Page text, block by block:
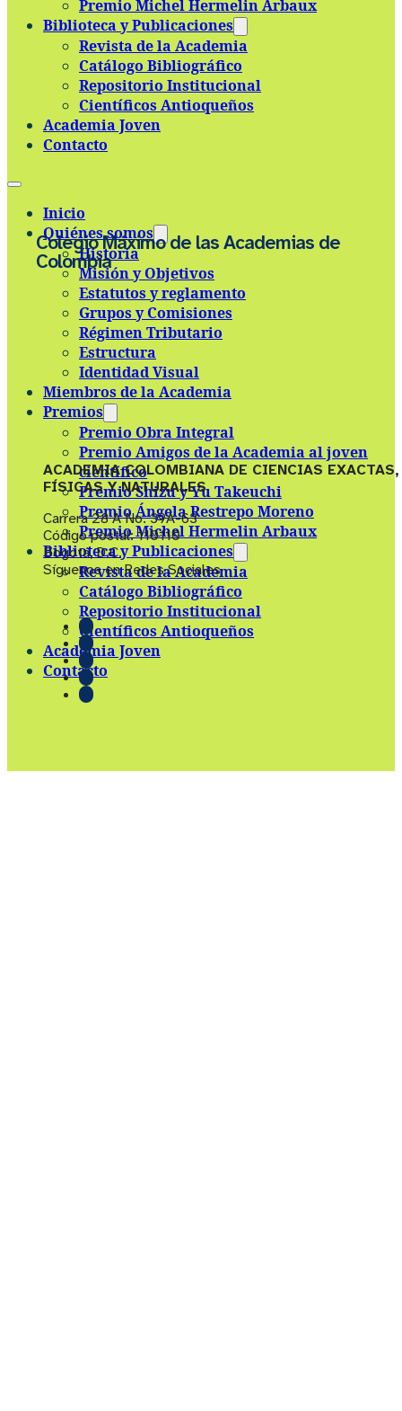
Skip to main contentSkip to footer
Premio Michel Hermelin Arbaux
Biblioteca y Publicaciones
Revista de la Academia
Catálogo Bibliográfico
Repositorio Institucional
Científicos Antioqueños
Academia Joven
Contacto
Inicio
Quiénes somos
Historia
Misión y Objetivos
Estatutos y reglamento
Grupos y Comisiones
Régimen Tributario
Estructura
Identidad Visual
Miembros de la Academia
Premios
Premio Obra Integral
Premio Amigos de la Academia al joven
científico
Premio Shizu y Yu Takeuchi
Premio Ángela Restrepo Moreno
Premio Michel Hermelin Arbaux
Biblioteca y Publicaciones
Revista de la Academia
Catálogo Bibliográfico
Repositorio Institucional
Científicos Antioqueños
Academia Joven
Contacto
Colegio Máximo de las Academias de
Colombia
ACADEMIA COLOMBIANA DE CIENCIAS EXACTAS,
FÍSICAS Y NATURALES
Carrera 28 A No. 39A-63
Código postal: 110110
Bogotá, D.C.
Síguenos en Redes Sociales